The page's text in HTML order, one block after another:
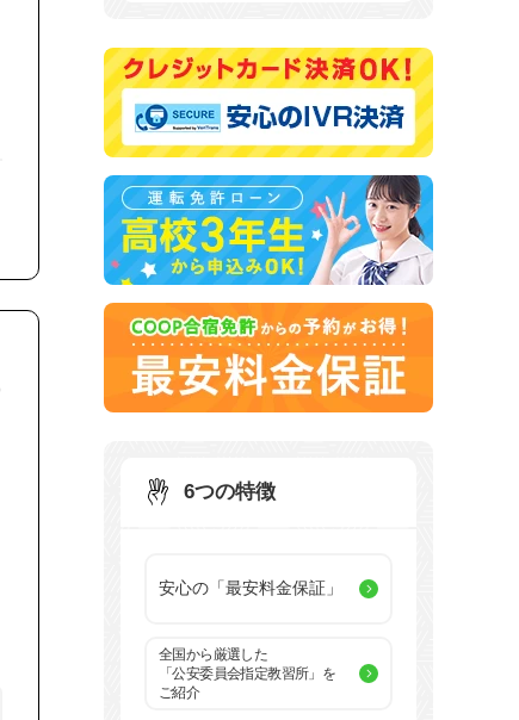
6つの特徴
安心の「最安料金保証」
全国から厳選した
「公安委員会指定教習所」を
ご紹介